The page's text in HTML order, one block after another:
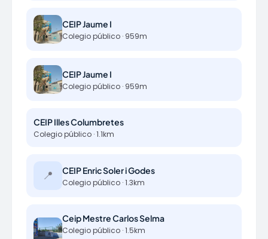
CEIP Jaume I
Colegio público · 959m
CEIP Jaume I
Colegio público · 959m
CEIP Illes Columbretes
Colegio público · 1.1km
📍 CEIP Enric Soler i Godes
Colegio público · 1.3km
Ceip Mestre Carlos Selma
Colegio público · 1.5km